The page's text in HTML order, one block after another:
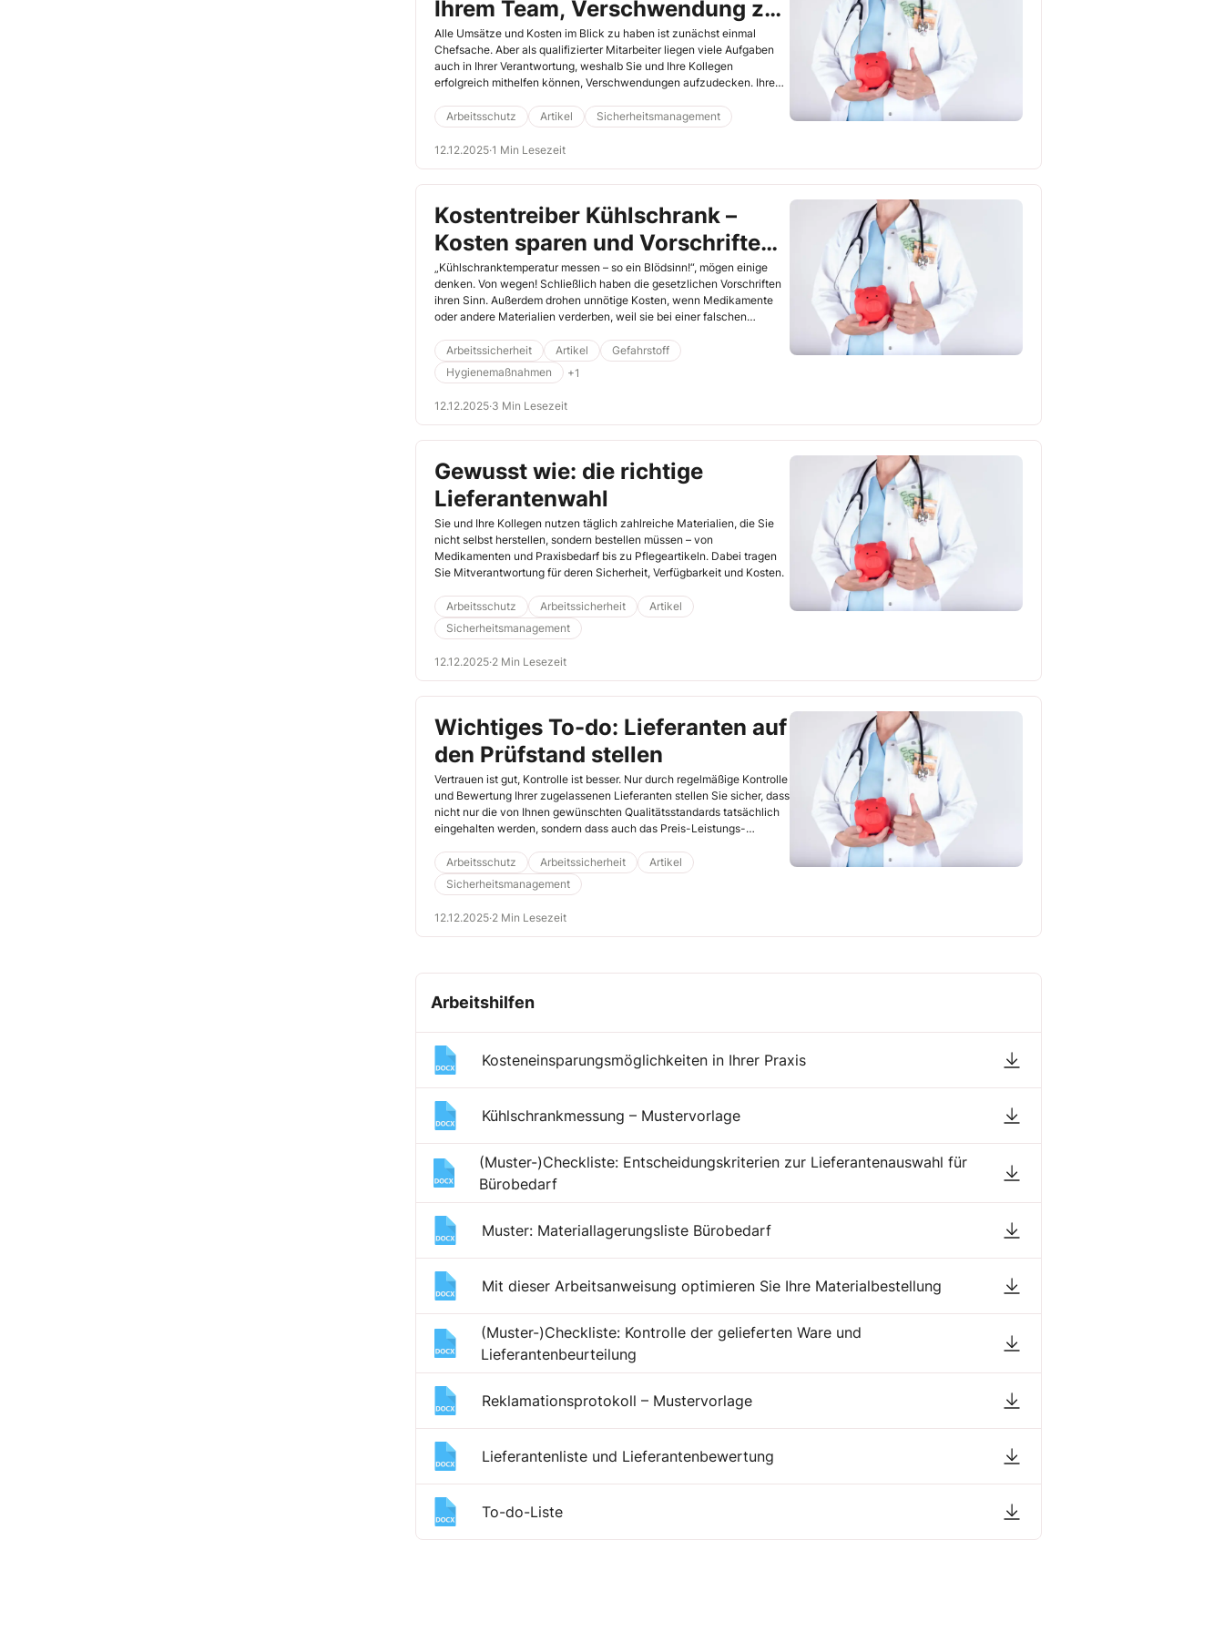
Ihrem Team, Verschwendung zu
vermeiden
Alle Umsätze und Kosten im Blick zu haben ist zunächst einmal
Chefsache. Aber als qualifizierter Mitarbeiter liegen viele Aufgaben
auch in Ihrer Verantwortung, weshalb Sie und Ihre Kollegen
erfolgreich mithelfen können, Verschwendungen aufzudecken. Ihre
Jahreswechsel bildet den idealen Zeitpunkt, um Kosten zu prüfen.
Nachfolgend zeigen wir Ihnen die wichtigsten Kostentreiber und wie
Sie sie senken können.
Arbeitsschutz Artikel Sicherheitsmanagement
12.12.2025·1 Min Lesezeit
Kostentreiber Kühlschrank –
Kosten sparen und Vorschriften
einhalten
„Kühlschranktemperatur messen – so ein Blödsinn!“, mögen einige
denken. Von wegen! Schließlich haben die gesetzlichen Vorschriften
ihren Sinn. Außerdem drohen unnötige Kosten, wenn Medikamente
oder andere Materialien verderben, weil sie bei einer falschen
auch mehr Strom verbraucht wird als notwendig. Die Kosten dafür
muss Ihre Organisation tragen. Regelmäßiges Messen kann dem
vorbeugen. Der ­folgende Fall macht dies deutlich.
Arbeitssicherheit Artikel
Gefahrstoff
Hygienemaßnahmen
+1
12.12.2025·3 Min Lesezeit
Gewusst wie: die richtige
Lieferantenwahl
Sie und Ihre Kollegen nutzen täglich zahlreiche Materialien, die Sie
nicht selbst herstellen, sondern bestellen müssen – von
Medikamenten und Praxisbedarf bis zu Pflegeartikeln. Dabei tragen
Sie Mitverantwortung für deren Sicherheit, Verfügbarkeit und Kosten.
Arbeitsschutz Arbeitssicherheit
Artikel
Sicherheitsmanagement
12.12.2025·2 Min Lesezeit
Wichtiges To-do: Lieferanten auf
den Prüfstand stellen
Vertrauen ist gut, Kontrolle ist besser. Nur durch regelmäßige Kontrolle
und Bewertung Ihrer zugelassenen Lieferanten stellen Sie sicher, dass
nicht nur die von Ihnen gewünschten Qualitätsstandards tatsächlich
eingehalten werden, sondern dass auch das Preis-Leistungs-
Kollegen, die wichtigsten Kriterien zu überprüfen.
Arbeitsschutz Arbeitssicherheit
Artikel
Sicherheitsmanagement
12.12.2025·2 Min Lesezeit
Arbeitshilfen
Kosteneinsparungsmöglichkeiten in Ihrer Praxis
Kühlschrankmessung – Mustervorlage
(Muster-)Checkliste: Entscheidungskriterien zur Lieferantenauswahl für
Bürobedarf
Muster: Materiallagerungsliste Bürobedarf
Mit dieser Arbeitsanweisung optimieren Sie Ihre Materialbestellung
(Muster-)Checkliste: Kontrolle der gelieferten Ware und
Lieferantenbeurteilung
Reklamationsprotokoll – Mustervorlage
Lieferantenliste und Lieferantenbewertung
To-do-Liste